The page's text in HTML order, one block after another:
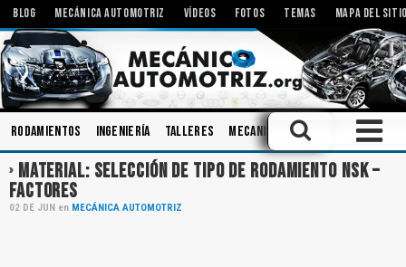
BLOG MECÁNICA AUTOMOTRIZ VÍDEOS FOTOS TEMAS MAPA DEL
Rodamientos Ingeniería Talleres Mecanismos Componentes
MATERIAL: SELECCIÓN DE TIPO DE RODAMIENTO NSK –
FACTORES
02 DE JUN en MECÁNICA AUTOMOTRIZ